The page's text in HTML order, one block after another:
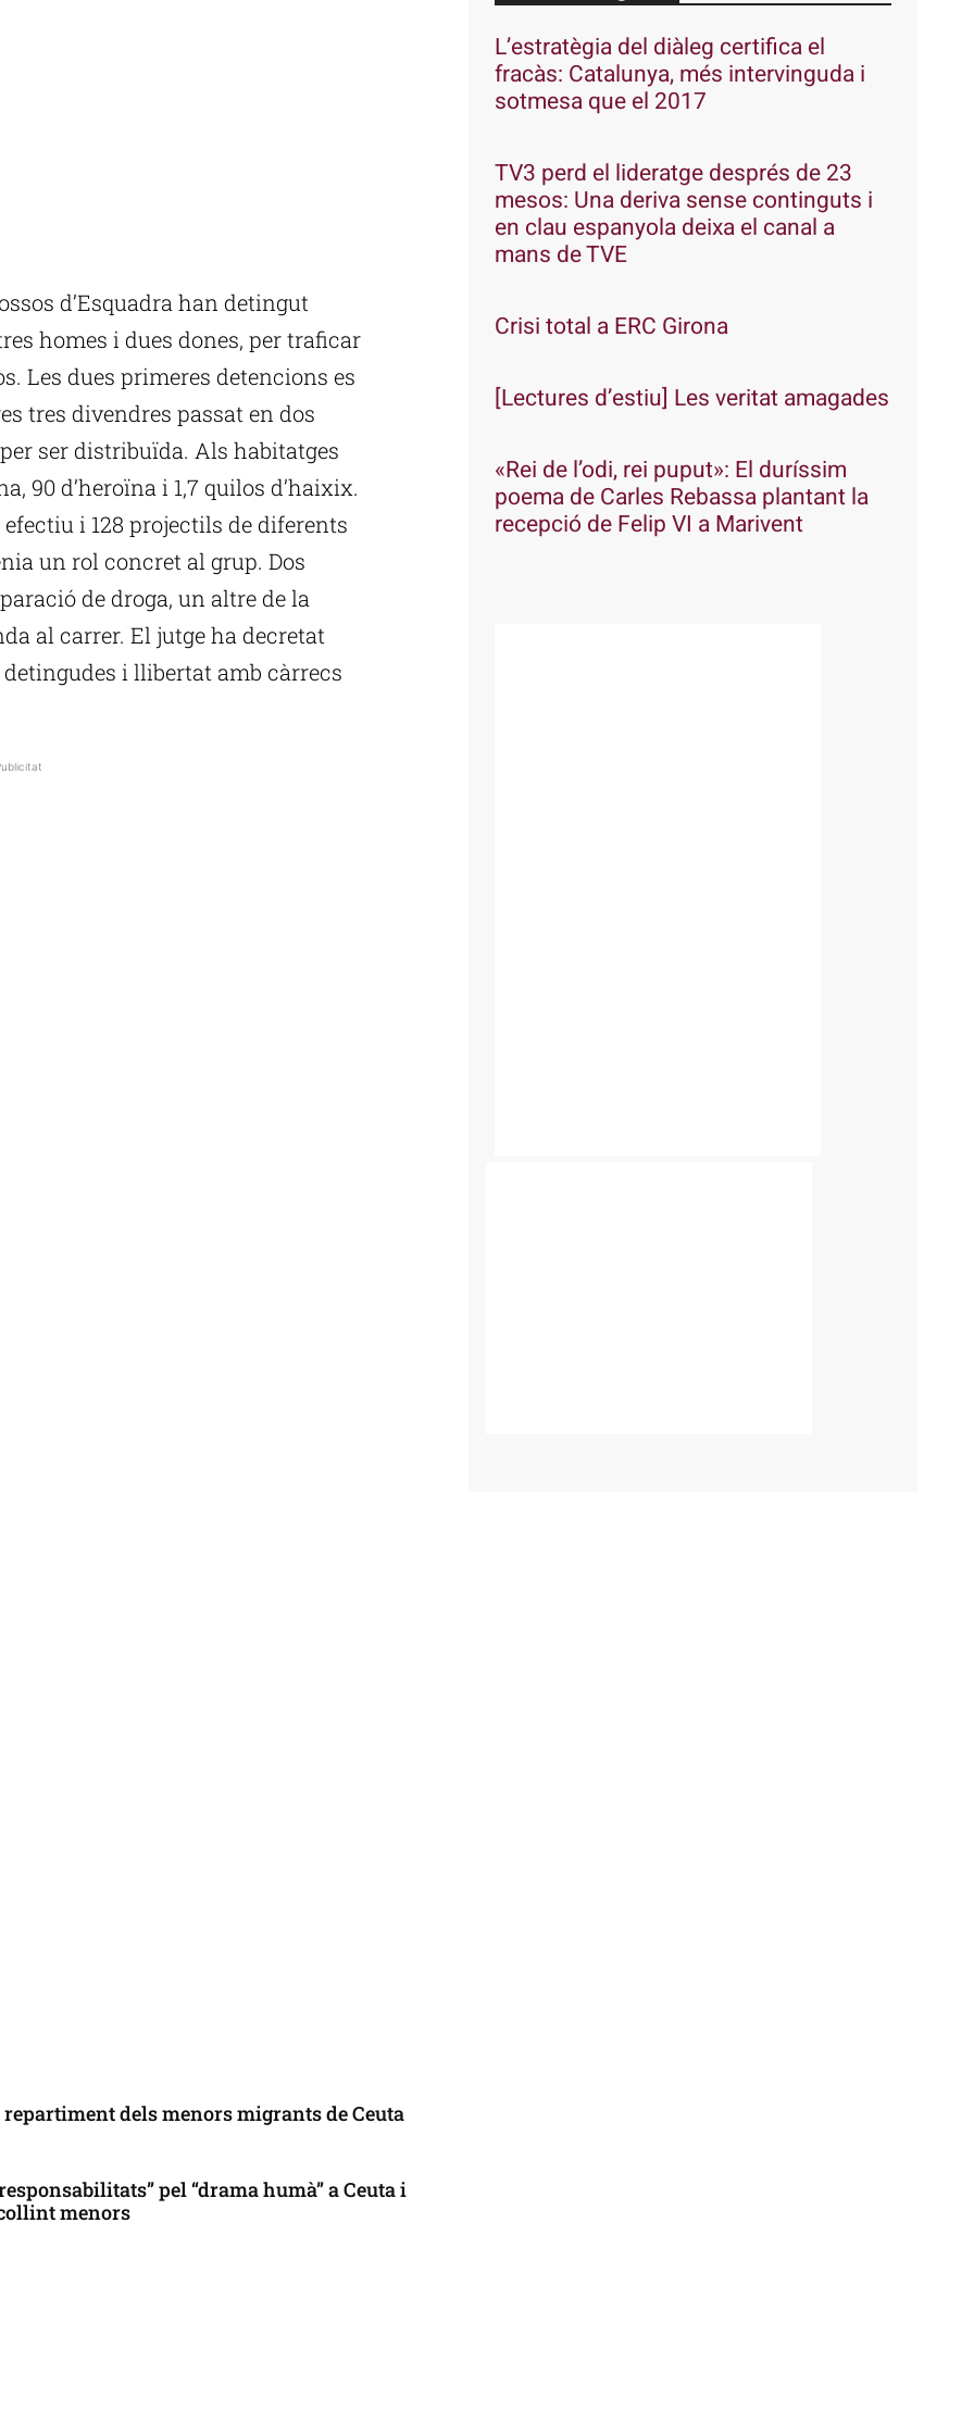
d’Esquadra han detingut
homes i dues dones, per traficar
Les dues primeres detencions es
tres divendres passat en dos
ser distribuïda. Als habitatges
90 d’heroïna i 1,7 quilos d’haixix.
i 128 projectils de diferents
un rol concret al grup. Dos
de droga, un altre de la
al carrer. El jutge ha decretat
i llibertat amb càrrecs
dels menors migrants de Ceuta
pel “drama humà” a Ceuta i
menors
L’estratègia del diàleg certifica el
fracàs: Catalunya, més intervinguda i
sotmesa que el 2017
TV3 perd el lideratge després de 23
mesos: Una deriva sense continguts i
en clau espanyola deixa el canal a
mans de TVE
Crisi total a ERC Girona
[Lectures d’estiu] Les veritat amagades
«Rei de l’odi, rei puput»: El duríssim
poema de Carles Rebassa plantant la
recepció de Felip VI a Marivent